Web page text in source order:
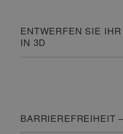
ENTWERFEN SIE
IN 3D
BARRIEREFREIHEIT